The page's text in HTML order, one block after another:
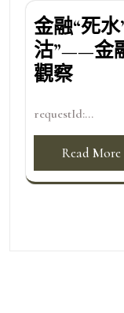
金融“死
沽”——金
觀察
requestId:...
Read More